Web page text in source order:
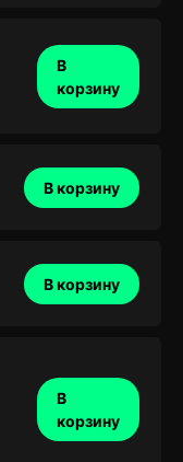
В
корзину
В корзину
В корзину
В
корзину